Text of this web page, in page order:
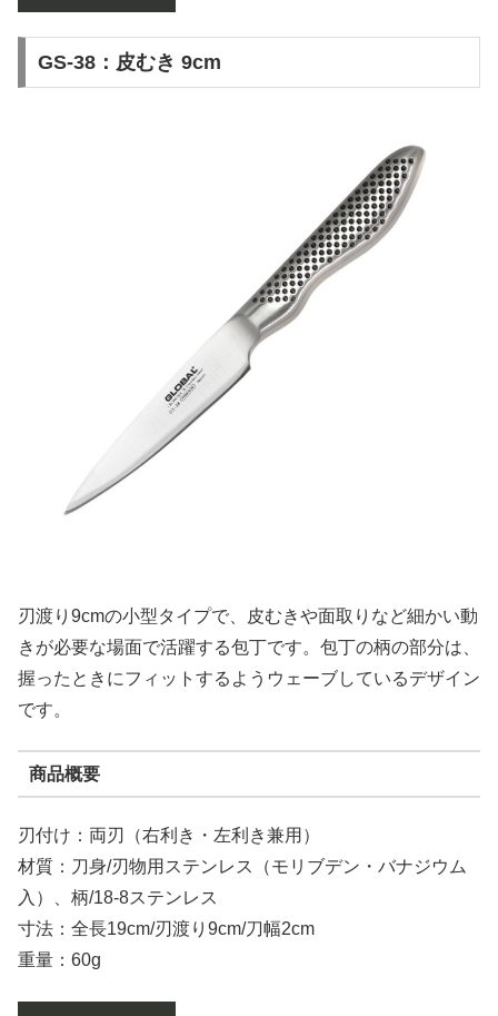
GS-38：皮むき 9cm
刃渡り9cmの小型タイプで、皮むきや面取りなど細かい動
きが必要な場面で活躍する包丁です。包丁の柄の部分は、
握ったときにフィットするようウェーブしているデザイン
です。
商品概要
刃付け：両刃（右利き・左利き兼用）
材質：刀身/刃物用ステンレス（モリブデン・バナジウム
入）、柄/18-8ステンレス
寸法：全長19cm/刃渡り9cm/刀幅2cm
重量：60g